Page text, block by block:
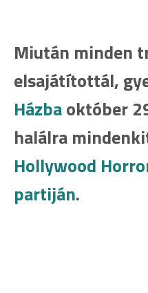
Miután minden
elsajátítottál,
Házbaoktóber
halálra
Hollywood
partiján.